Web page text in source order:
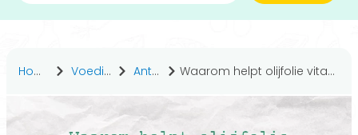
Home Voedingsstoffen Antwoorden Waarom helpt olijfolie vitamines beter op te nemen?